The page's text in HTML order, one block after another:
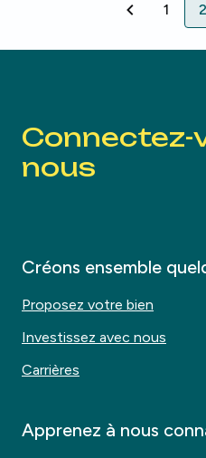
1 2
Connectez-
nous
Créons ensemble
Proposez votre bien
Investissez avec nous
Carrières
Apprenez à nous